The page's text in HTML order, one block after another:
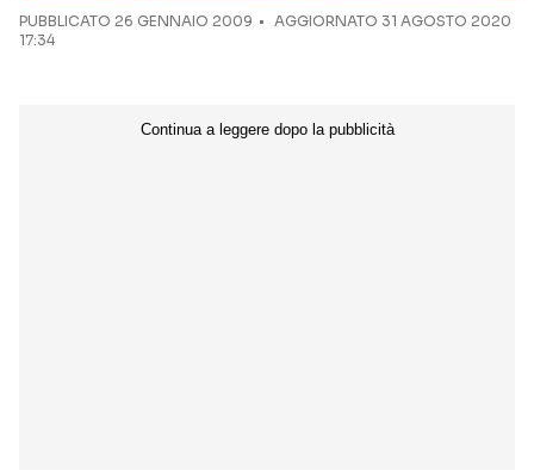
PUBBLICATO 26 GENNAIO 2009
AGGIORNATO 31 AGOSTO 2020
17:34